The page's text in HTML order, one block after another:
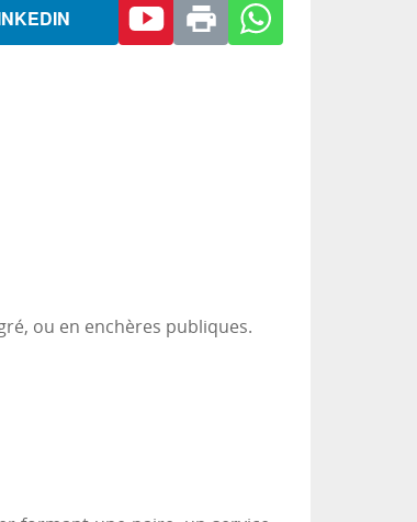
ou en enchères publiques.